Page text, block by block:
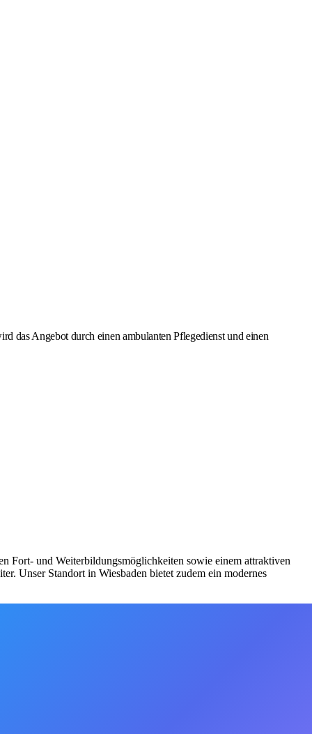
das Angebot durch einen ambulanten Pflegedienst und einen
Fort- und Weiterbildungsmöglichkeiten sowie einem attraktiven
Unser Standort in Wiesbaden bietet zudem ein modernes